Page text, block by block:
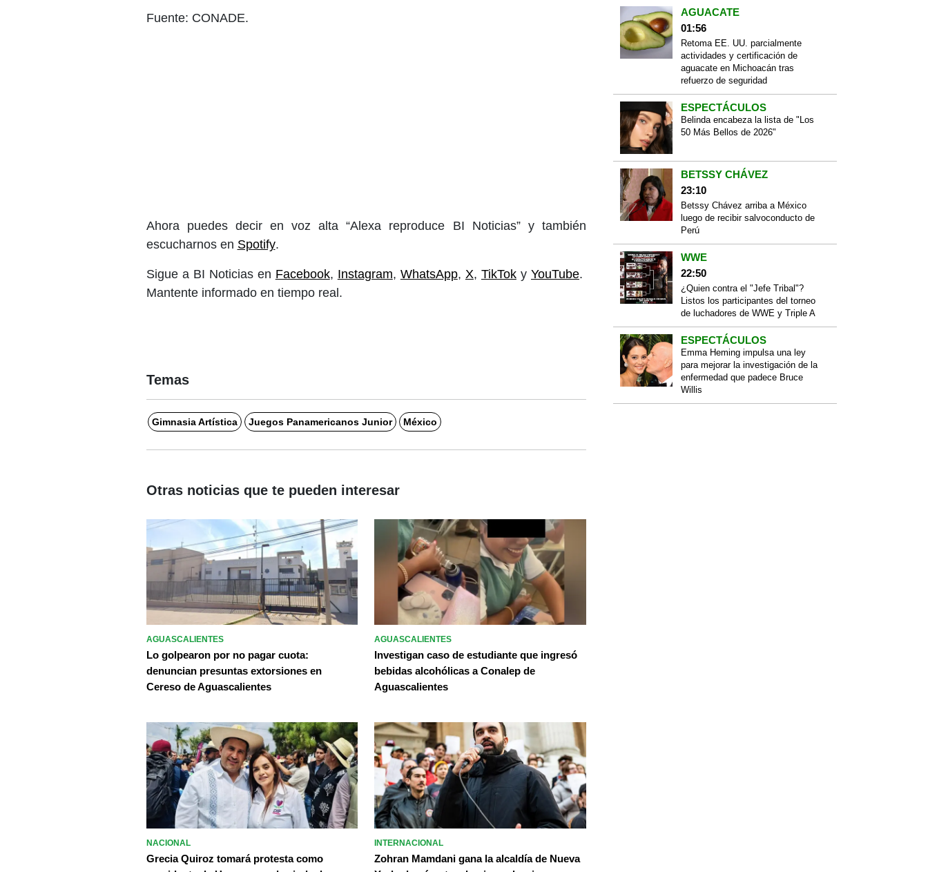
Fuente: CONADE.
Ahora puedes decir en voz alta “Alexa reproduce BI Noticias” y también
escucharnos en Spotify.
Sigue a BI Noticias en Facebook, Instagram, WhatsApp, X, TikTokyYouTube.
Mantente informado en tiempo real.
Temas
Gimnasia Artística Juegos Panamericanos Junior México
AGUACATE
01:56
Retoma EE. UU. parcialmente
actividades y certificación de
aguacate en Michoacán tras
refuerzo de seguridad
ESPECTÁCULOS
Belinda encabeza la lista de "Los
50 Más Bellos de 2026"
BETSSY CHÁVEZ
23:10
Betssy Chávez arriba a México
luego de recibir salvoconducto de
Perú
WWE
22:50
¿Quien contra el "Jefe Tribal"?
Listos los participantes del torneo
de luchadores de WWE y Triple A
ESPECTÁCULOS
Emma Heming impulsa una ley
para mejorar la investigación de la
enfermedad que padece Bruce
Willis
Otras noticias que te pueden interesar
AGUASCALIENTES
Lo golpearon por no pagar cuota:
denuncian presuntas extorsiones en
Cereso de Aguascalientes
AGUASCALIENTES
Investigan caso de estudiante que ingresó
bebidas alcohólicas a Conalep de
Aguascalientes
NACIONAL
Grecia Quiroz tomará protesta como
INTERNACIONAL
Zohran Mamdani gana la alcaldía de Nueva